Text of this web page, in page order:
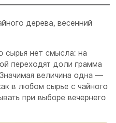
дерева, весенний
сырья нет смысла: на
переходят доли грамма
величина одна —
в любом сырье с чайного
при выборе вечернего